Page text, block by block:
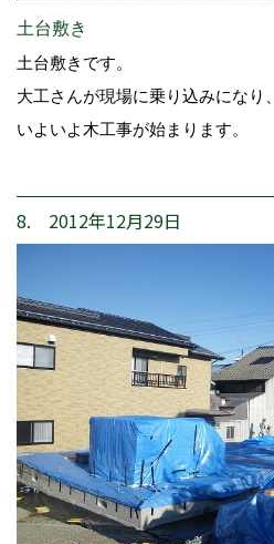
土台敷き
土台敷きです。
大工さんが現場に乗り込みになり、
いよいよ木工事が始まります。
8. 2012年12月29日